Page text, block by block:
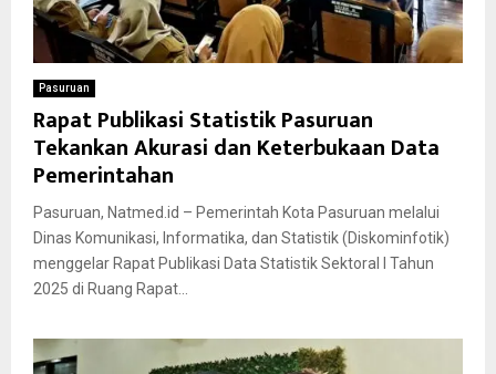
Pasuruan
Rapat Publikasi Statistik Pasuruan
Tekankan Akurasi dan Keterbukaan Data
Pemerintahan
Pasuruan, Natmed.id – Pemerintah Kota Pasuruan melalui
Dinas Komunikasi, Informatika, dan Statistik (Diskominfotik)
menggelar Rapat Publikasi Data Statistik Sektoral I Tahun
2025 di Ruang Rapat...